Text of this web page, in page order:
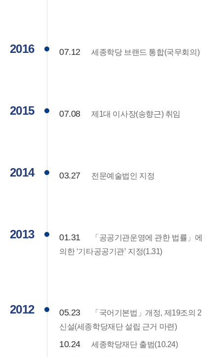
2016 07.12 세종학당 브랜드 통합(국무회의)
2015 07.08 제1대 이사장(송향근) 취임
2014 03.27 전문예술법인 지정
2013 01.31
「공공기관운영에 관한 법률」에
의한 ‘기타공공기관’ 지정(1.31)
2012 05.23
「국어기본법」개정, 제19조의 2
신설(세종학당재단 설립 근거 마련)
10.24 세종학당재단 출범(10.24)